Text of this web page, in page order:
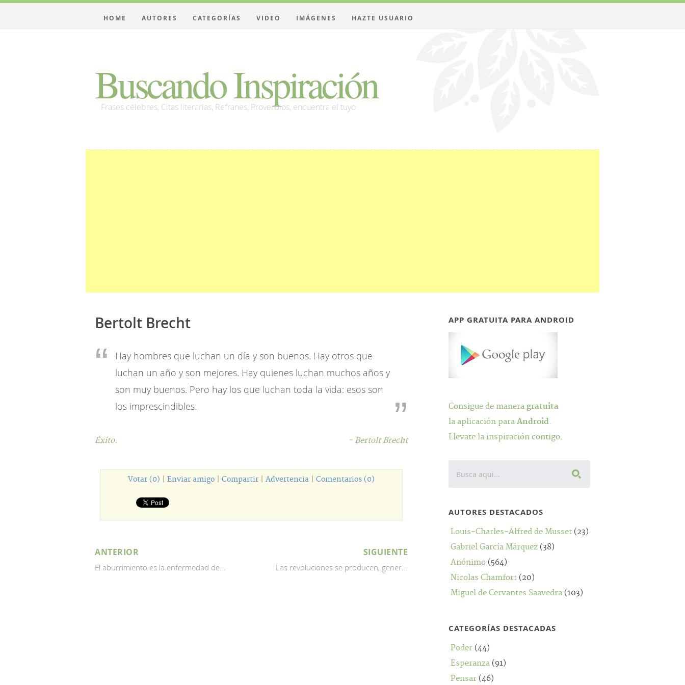
Buscando Inspiración
Frases célebres, Citas literarias, Refranes, Proverbios, encuentra el tuyo
HOME AUTORES CATEGORÍAS VIDEO IMÁGENES HAZTE USUARIO
Bertolt Brecht
Hay hombres que luchan un día y son buenos. Hay otros que
luchan un año y son mejores. Hay quienes luchan muchos años y
son muy buenos. Pero hay los que luchan toda la vida: esos son
los imprescindibles.
Éxito. - Bertolt Brecht
Votar (0) Enviar amigo Compartir Advertencia Comentarios (0)
ANTERIOR
El aburrimiento es la enfermedad de...
SIGUIENTE
Las revoluciones se producen, gener...
APP GRATUITA PARA ANDROID
Consigue de maneragratuita
la aplicación paraAndroid.
Llevate la inspiración contigo.
AUTORES DESTACADOS
Louis-Charles-Alfred de Musset (23)
Gabriel García Márquez (38)
Anónimo (564)
Nicolas Chamfort (20)
Miguel de Cervantes Saavedra (103)
CATEGORÍAS DESTACADAS
Poder (44)
Esperanza (91)
Pensar (46)